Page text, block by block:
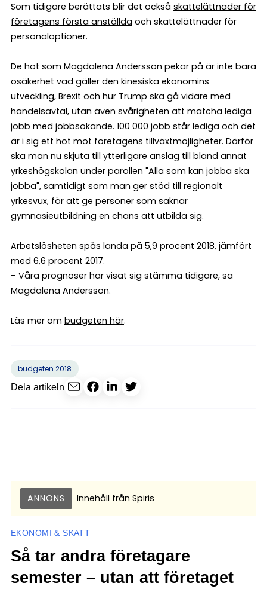
Som tidigare berättats blir det också skattelättnader för
företagens första anställda och skattelättnader för
personaloptioner.
De hot som Magdalena Andersson pekar på är inte bara
osäkerhet vad gäller den kinesiska ekonomins
utveckling, Brexit och hur Trump ska gå vidare med
handelsavtal, utan även svårigheten att matcha lediga
jobb med jobbsökande. 100 000 jobb står lediga och det
är i sig ett hot mot företagens tillväxtmöjligheter. Därför
ska man nu skjuta till ytterligare anslag till bland annat
yrkeshögskolan under parollen "Alla som kan jobba ska
jobba", samtidigt som man ger stöd till regionalt
yrkesvux, för att ge personer som saknar
gymnasieutbildning en chans att utbilda sig.
Arbetslösheten spås landa på 5,9 procent 2018, jämfört
med 6,6 procent 2017.
– Våra prognoser har visat sig stämma tidigare, sa
Magdalena Andersson.
Läs mer om budgeten här.
budgeten 2018
Dela artikeln
ANNONS Innehåll från Spiris
EKONOMI & SKATT
Så tar andra företagare
semester – utan att företaget